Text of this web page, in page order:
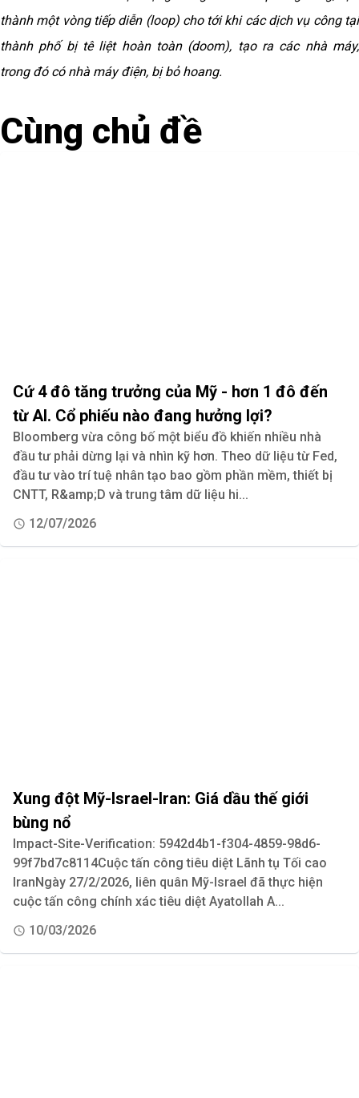
thành một vòng tiếp diễn (loop) cho tới khi các dịch vụ công tại
thành phố bị tê liệt hoàn toàn (doom), tạo ra các nhà máy,
trong đó có nhà máy điện, bị bỏ hoang.
Cùng chủ đề
Cứ 4 đô tăng trưởng của Mỹ - hơn 1 đô đến
từ AI. Cổ phiếu nào đang hưởng lợi?
Bloomberg vừa công bố một biểu đồ khiến nhiều nhà
đầu tư phải dừng lại và nhìn kỹ hơn. Theo dữ liệu từ Fed,
đầu tư vào trí tuệ nhân tạo bao gồm phần mềm, thiết bị
CNTT, R&amp;D và trung tâm dữ liệu hi...
12/07/2026
Xung đột Mỹ-Israel-Iran: Giá dầu thế giới
bùng nổ
Impact-Site-Verification: 5942d4b1-f304-4859-98d6-
99f7bd7c8114Cuộc tấn công tiêu diệt Lãnh tụ Tối cao
IranNgày 27/2/2026, liên quân Mỹ-Israel đã thực hiện
cuộc tấn công chính xác tiêu diệt Ayatollah A...
10/03/2026